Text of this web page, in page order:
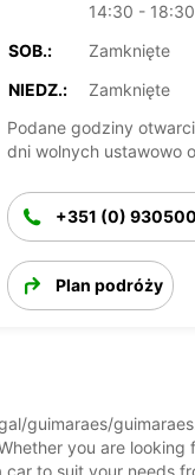
14:30 - 18:30
SOB.:
Zamknięte
NIEDZ.:
Zamknięte
Podane godziny
dni wolnych ustawowo
+351 (0)
Plan podróży
guimaraes/
you are looking
to suit your needs